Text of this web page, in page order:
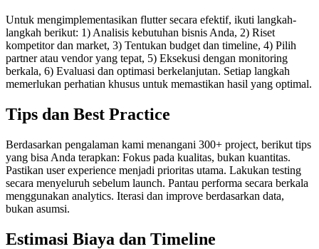
Untuk mengimplementasikan flutter secara efektif, ikuti langkah-
langkah berikut: 1) Analisis kebutuhan bisnis Anda, 2) Riset
kompetitor dan market, 3) Tentukan budget dan timeline, 4) Pilih
partner atau vendor yang tepat, 5) Eksekusi dengan monitoring
berkala, 6) Evaluasi dan optimasi berkelanjutan. Setiap langkah
memerlukan perhatian khusus untuk memastikan hasil yang optimal.
Tips dan Best Practice
Berdasarkan pengalaman kami menangani 300+ project, berikut tips
yang bisa Anda terapkan: Fokus pada kualitas, bukan kuantitas.
Pastikan user experience menjadi prioritas utama. Lakukan testing
secara menyeluruh sebelum launch. Pantau performa secara berkala
menggunakan analytics. Iterasi dan improve berdasarkan data,
bukan asumsi.
Estimasi Biaya dan Timeline